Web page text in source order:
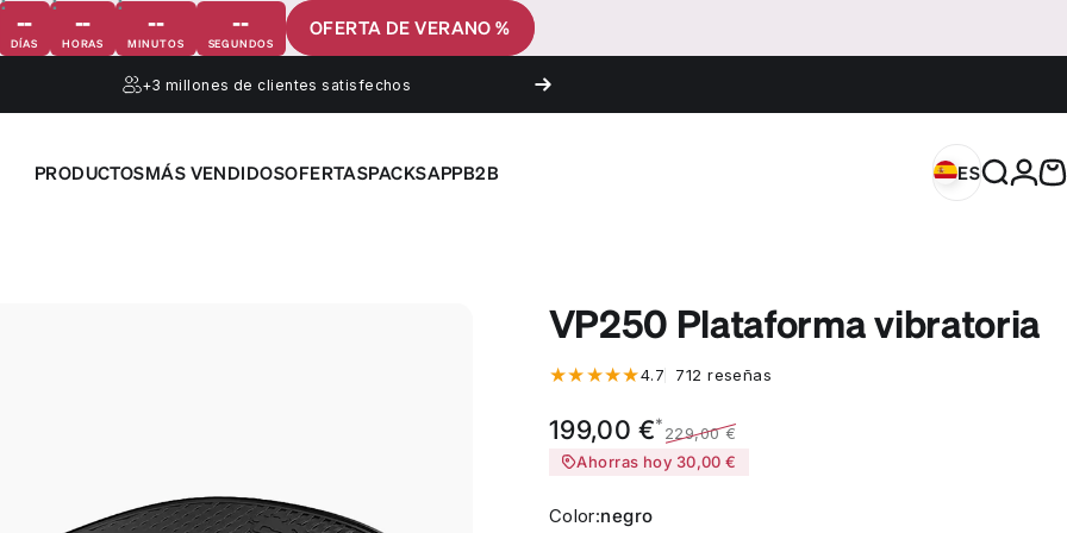
--
DÍAS
--
HORAS
--
MINUTOS
--
SEGUNDOS
OFERTA DE VERANO %
+3 millones de clientes satisfechos
PRODUCTOSMÁS VENDIDOSOFERTASPACKSAPPB2B ES
EspañaBuscar
VP250 Plataforma vibratoria
4.7 712 reseñas
Precio de oferta
199,00 €*
Precio habitual
229,00 €
Ahorras hoy 30,00 €
Color
Color:negro